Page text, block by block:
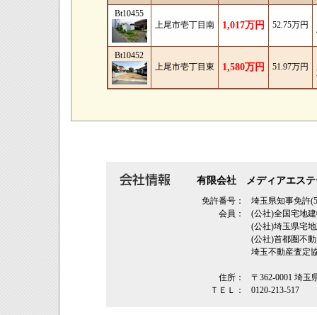
Bt10455
上尾市壱丁目南
1,017万円 52.75万円
Bt10452
上尾市壱丁目東
1,580万円 51.97万円
有限会社 メディアエステ
免許番号：
埼玉県知事免許
会員：
(公社)全国宅地
(公社)埼玉県宅
(公社)首都圏不
埼玉不動産査定
住所：
〒362‐0001 埼玉
ＴＥＬ：
0120-213-517